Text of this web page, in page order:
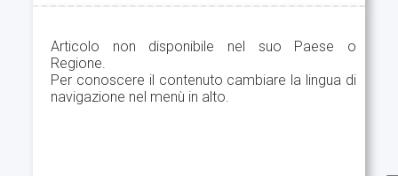
Articolo non disponibile nel suo Paese o
Regione.
Per conoscere il contenuto cambiare la lingua di
navigazione nel menù in alto.